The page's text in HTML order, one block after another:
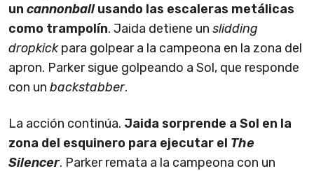
un cannonballusando las escaleras metálicas
como trampolín. Jaida detiene un slidding
dropkickpara golpear a la campeona en la zona del
apron. Parker sigue golpeando a Sol, que responde
con un backstabber.
La acción continúa. Jaida sorprende a Sol en la
zona del esquinero para ejecutar el The
Silencer. Parker remata a la campeona con un